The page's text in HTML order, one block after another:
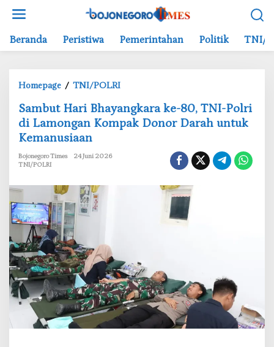
Beranda Peristiwa Pemerintahan Politik TNI/
Homepage / TNI/POLRI
a
m
a
y
a
n
g
k
‎Sambut Hari Bhayangkara ke-80, TNI-Polri
di Lamongan Kompak Donor Darah untuk
Kemanusiaan
Bojonegoro Times
24 Juni 2026
TNI/POLRI